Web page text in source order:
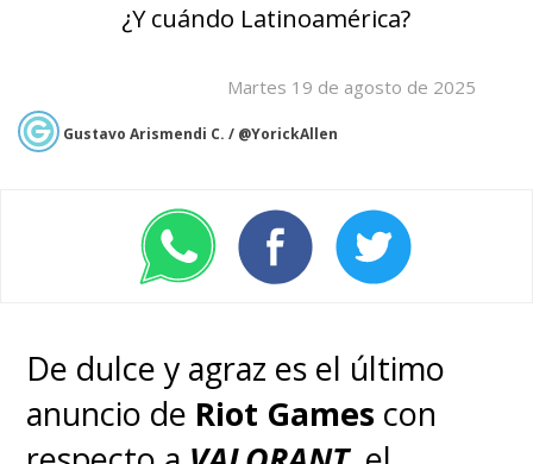
¿Y cuándo Latinoamérica?
Martes 19 de agosto de 2025
Gustavo Arismendi C. / @YorickAllen
De dulce y agraz es el último
anuncio de Riot Games con